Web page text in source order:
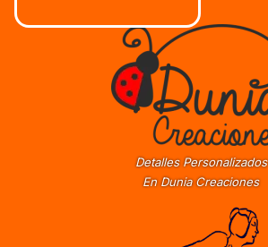
Detalles Personalizados
En Dunia Creaciones